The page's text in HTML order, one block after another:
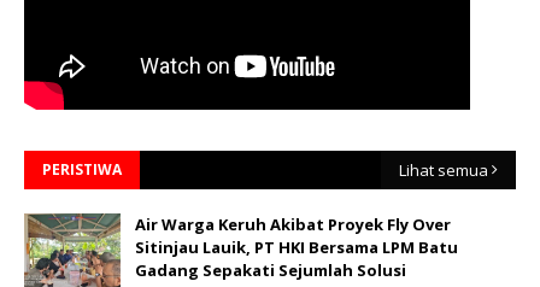
PERISTIWA Lihat semua
Air Warga Keruh Akibat Proyek Fly Over
Sitinjau Lauik, PT HKI Bersama LPM Batu
Gadang Sepakati Sejumlah Solusi